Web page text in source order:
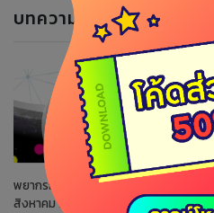
บทความของนักพยากรณ์
พยากรณ์ประจำวันพฤหัสบดีที่ 6
สิงหาคม 2569